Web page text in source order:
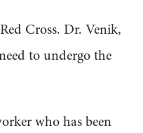
Cross. Dr. Venik,
to undergo the
who has been